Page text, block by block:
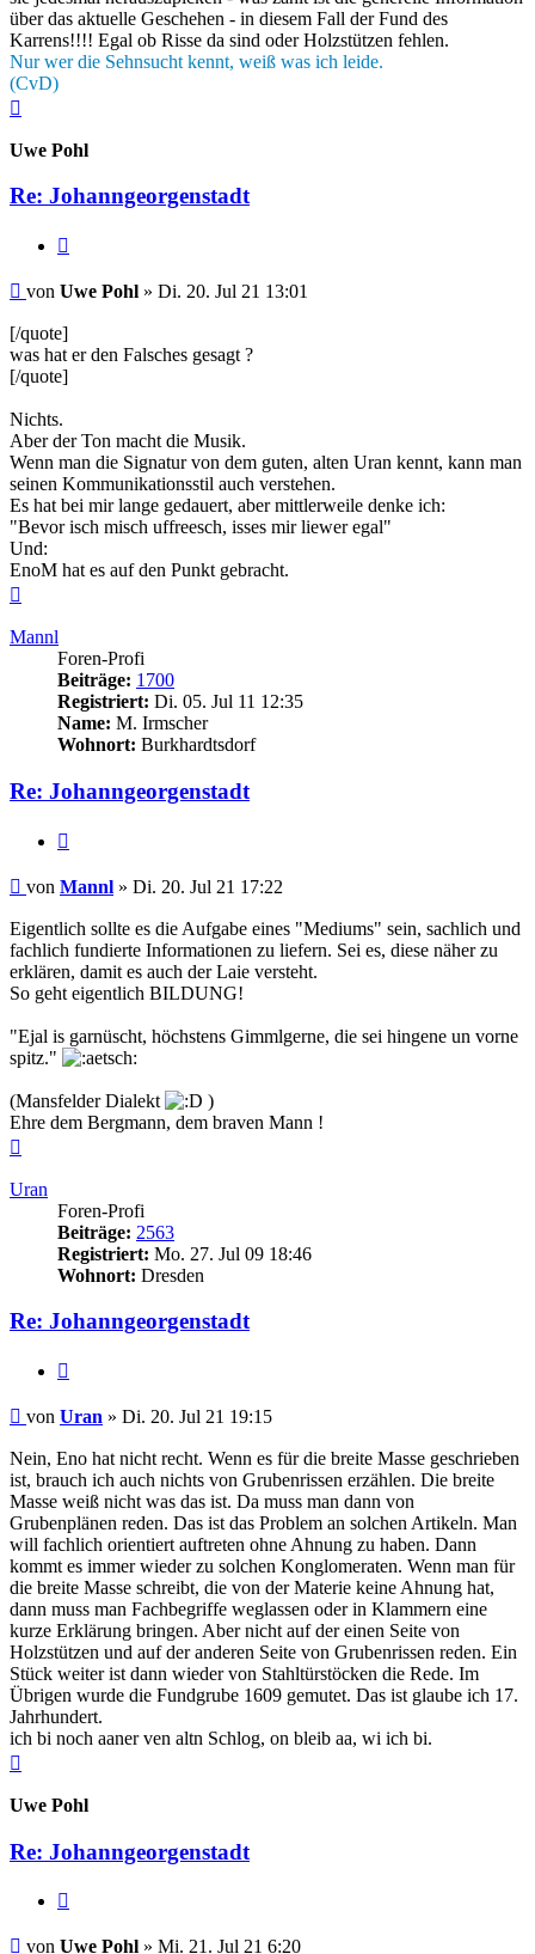
über das aktuelle Geschehen - in diesem Fall der Fund des
Karrens!!!! Egal ob Risse da sind oder Holzstützen fehlen.
Nur wer die Sehnsucht kennt, weiß was ich leide.
(CvD)
Uwe Pohl
Re: Johanngeorgenstadt
Beitrag
von Uwe Pohl » Di. 20. Jul 21 13:01
[/quote]
was hat er den Falsches gesagt ?
[/quote]
Nichts.
Aber der Ton macht die Musik.
Wenn man die Signatur von dem guten, alten Uran kennt, kann man
seinen Kommunikationsstil auch verstehen.
Es hat bei mir lange gedauert, aber mittlerweile denke ich:
"Bevor isch misch uffreesch, isses mir liewer egal"
Und:
EnoM hat es auf den Punkt gebracht.
Mannl
Foren-Profi
Beiträge: 1700
Registriert: Di. 05. Jul 11 12:35
Name: M. Irmscher
Wohnort: Burkhardtsdorf
Re: Johanngeorgenstadt
Beitrag
von Mannl » Di. 20. Jul 21 17:22
Eigentlich sollte es die Aufgabe eines "Mediums" sein, sachlich und
fachlich fundierte Informationen zu liefern. Sei es, diese näher zu
erklären, damit es auch der Laie versteht.
So geht eigentlich BILDUNG!
"Ejal is garnüscht, höchstens Gimmlgerne, die sei hingene un vorne
spitz."
(Mansfelder Dialekt
)
Ehre dem Bergmann, dem braven Mann !
Uran
Foren-Profi
Beiträge: 2563
Registriert: Mo. 27. Jul 09 18:46
Wohnort: Dresden
Re: Johanngeorgenstadt
Beitrag
von Uran » Di. 20. Jul 21 19:15
Nein, Eno hat nicht recht. Wenn es für die breite Masse geschrieben
ist, brauch ich auch nichts von Grubenrissen erzählen. Die breite
Masse weiß nicht was das ist. Da muss man dann von
Grubenplänen reden. Das ist das Problem an solchen Artikeln. Man
will fachlich orientiert auftreten ohne Ahnung zu haben. Dann
kommt es immer wieder zu solchen Konglomeraten. Wenn man für
die breite Masse schreibt, die von der Materie keine Ahnung hat,
dann muss man Fachbegriffe weglassen oder in Klammern eine
kurze Erklärung bringen. Aber nicht auf der einen Seite von
Holzstützen und auf der anderen Seite von Grubenrissen reden. Ein
Stück weiter ist dann wieder von Stahltürstöcken die Rede. Im
Übrigen wurde die Fundgrube 1609 gemutet. Das ist glaube ich 17.
Jahrhundert.
ich bi noch aaner ven altn Schlog, on bleib aa, wi ich bi.
Uwe Pohl
Re: Johanngeorgenstadt
Beitrag
von Uwe Pohl » Mi. 21. Jul 21 6:20